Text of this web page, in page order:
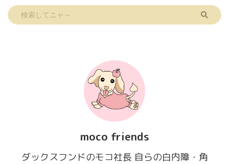
moco friends
ダックスフンドのモコ社長 自らの白内障・角